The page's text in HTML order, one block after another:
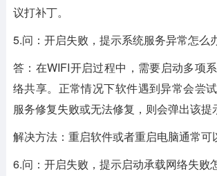
议打补丁。
5.问：开启失败，提示系统服务异常怎么
答：在WIFI开启过程中，需要启动多项
络共享。正常情况下软件遇到异常会尝
服务修复失败或无法修复，则会弹出该提
解决方法：重启软件或者重启电脑通常可
6.问：开启失败，提示启动承载网络失败